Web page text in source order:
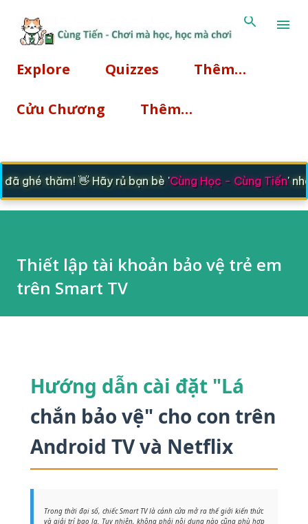
Explore Quizzes Thêm…
Cửu Chương Thêm…
ghé thăm! 👋 Hãy rủ bạn bè 'Cùng Học - Cùng Tiến' nhé
Thiết lập tài khoản bảo vệ trẻ em
trên Smart TV
Hướng dẫn cài đặt "Lá
chắn bảo vệ" cho con trên
Android TV và Netflix
Trong thời đại số, chiếc Smart TV là cánh cửa mở ra thế giới kiến thức
và giải trí bao la. Tuy nhiên, không phải nội dung nào cũng phù hợp